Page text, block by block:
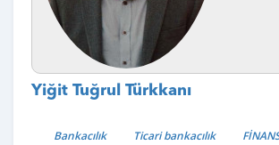
Yiğit Tuğrul Türkkanı
Bankacılık Ticari bankacılık